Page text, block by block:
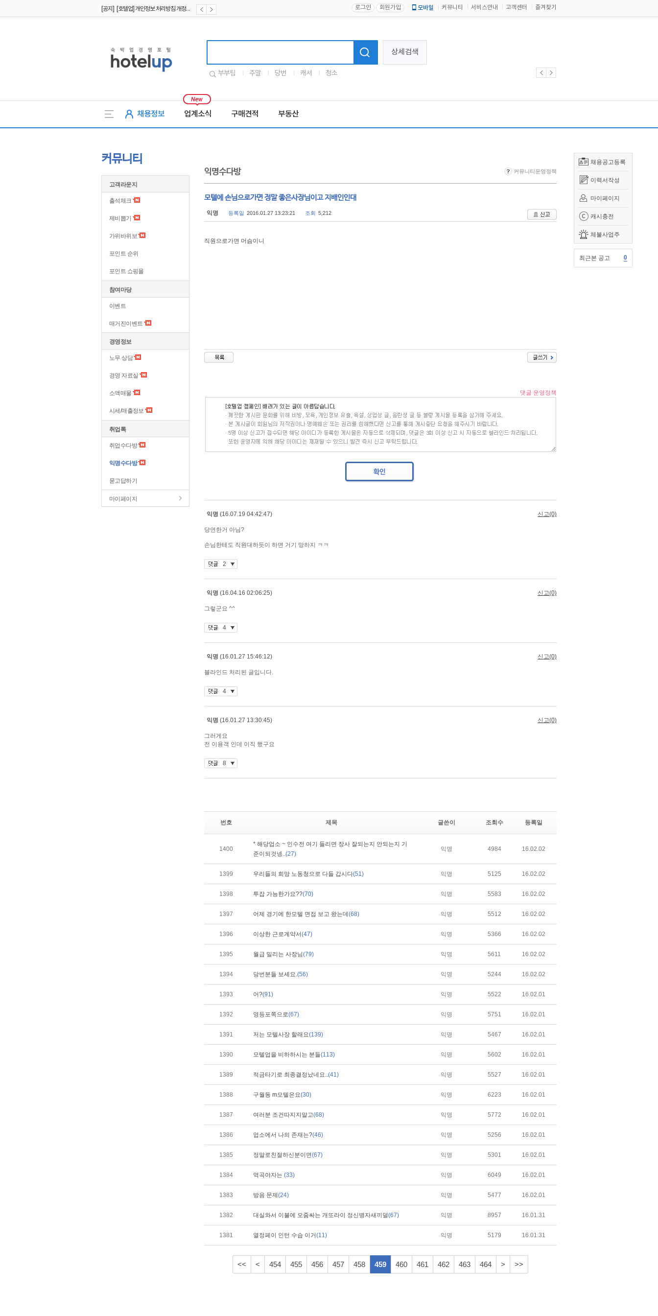
[공지] [호텔업] 개인정보 처리방침 개정본2 (19.09.02) 로그인 회원가입 모바일 커뮤니티 서비스안내 고객센터 즐겨찾기
상세검색
부부팀 주말 당번 캐셔 청소
채용정보 업계소식 구매견적 부동산
채용공고등록
이력서작성
마이페이지
캐시충전
체불사업주
최근본 공고 0
커뮤니티
고객라운지
출석체크
제비뽑기
가위바위보
포인트 순위
포인트 쇼핑몰
참여마당
이벤트
매거진이벤트
경영정보
노무 상담
경영 자료실
소액매물
시세/매출정보
취업톡
취업수다방
익명수다방
묻고답하기
마이페이지
익명수다방 커뮤니티운영정책
모텔에 손님으로가면 정말 좋은사장님이고 지배인인대
익명 등록일 2016.01.27 13:23:21 조회 5,212
직원으로가면 머슴이니
번호 제목 글쓴이 조회수 등록일
1400
* 해당업소 ~ 인수전 여기 들리면 장사 잘되는지 안되는지 기
준이되것넹..(27)
익명 4984 16.02.02
1399 우리들의 희망 노동청으로 다들 갑시다(51) 익명 5125 16.02.02
1398 투잡 가능한가요??(70) 익명 5583 16.02.02
1397 어제 경기에 한모텔 면접 보고 왔는데 (68) 익명 5512 16.02.02
1396 이상한 근로계약서(47) 익명 5366 16.02.02
1395 월급 밀리는 사장님(79) 익명 5611 16.02.02
1394 당번분들 보세요.(56) 익명 5244 16.02.02
1393 어?(91) 익명 5522 16.02.01
1392 영등포쪽으로(67) 익명 5751 16.02.01
1391 저는 모텔사장 할래요(139) 익명 5467 16.02.01
1390 모텔업을 비하하시는 분들(113) 익명 5602 16.02.01
1389 적금타기로 최종결정났네요..(41) 익명 5527 16.02.01
1388 구월동 m모텔은요(30) 익명 6223 16.02.01
1387 여러분 조건따지지말고(68) 익명 5772 16.02.01
1386 업소에서 나의 존재는?(46) 익명 5256 16.02.01
1385 정말로친절하신분이면(67) 익명 5301 16.02.01
1384 역곡야자는 (33) 익명 6049 16.02.01
1383 방음 문제 (24) 익명 5477 16.02.01
1382 대실와서 이불에 오줌싸는 개또라이 정신병자새끼덜(67) 익명 8957 16.01.31
1381 열정페이 인턴 수습 이거(11) 익명 5179 16.01.31
<< < 454 455 456 457 458 459 460 461 462 463 464 > >>